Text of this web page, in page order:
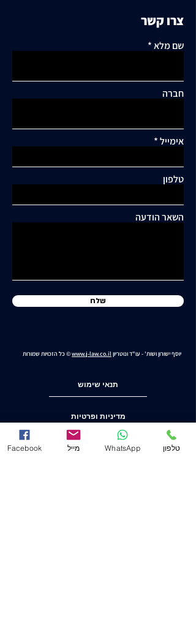
כלואה ובסיכון תחבורתי
תגובות
צרו קשר
שם מלא
חברה
אימייל
טלפון
השאר הודעה
שלח
יוסף ישורון ושות' - עו"ד ונוטריוןwww.j-law.co.il© כל הזכויות שמורות
תנאי שימוש
מדיניות ופרטיות
הצהרת נגישות Facebook מייל WhatsApp טלפון